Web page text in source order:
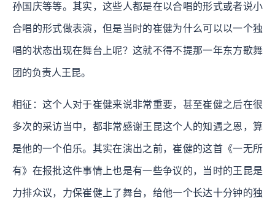
孙国庆等等。其实，这些人都是在以合唱的形式或者说小
合唱的形式做表演，但是当时的崔健为什么可以以一个独
唱的状态出现在舞台上呢？这就不得不提那一年东方歌舞
团的负责人王昆。
相征：这个人对于崔健来说非常重要，甚至崔健之后在很
多次的采访当中，都非常感谢王昆这个人的知遇之恩，算
是他的一个伯乐。其实在演出之前，崔健的这首《一无所
有》在报批这件事情上也是有一些争议的，当时的王昆是
力排众议，力保崔健上了舞台，给他一个长达十分钟的独